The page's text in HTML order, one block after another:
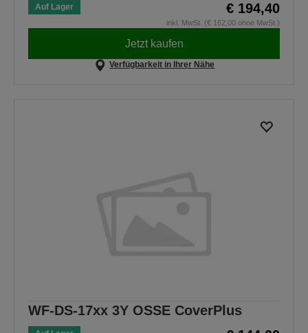
Auf Lager € 194,40
inkl. MwSt. (€ 162,00 ohne MwSt.)
Jetzt kaufen
Verfügbarkeit in Ihrer Nähe
WF-DS-17xx 3Y OSSE CoverPlus